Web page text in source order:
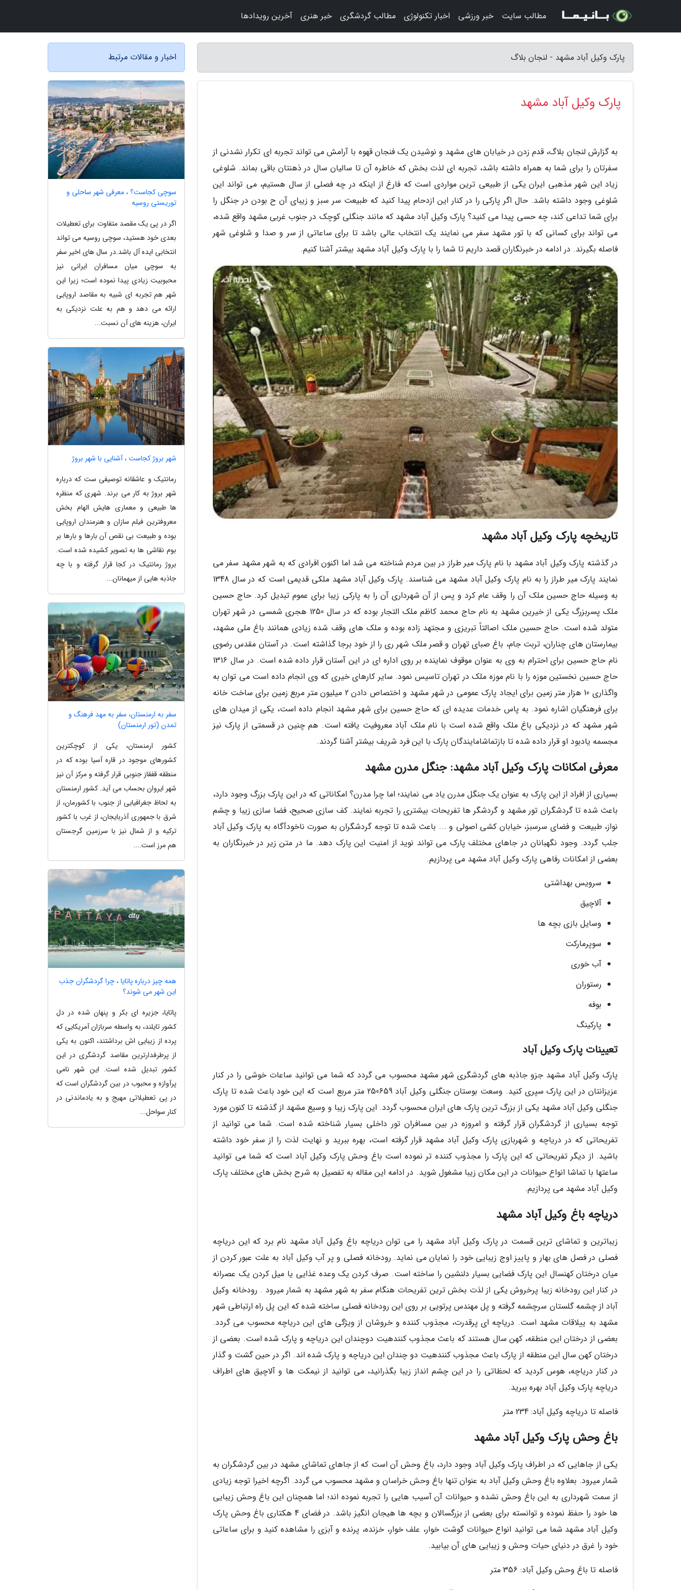
پارک وکیل آباد مشهد - لنجان بلاگ
پارک وکیل آباد مشهد
به گزارش لنجان بلاگ، قدم زدن در خیابان های مشهد و نوشیدن یک فنجان قهوه با آرامش می تواند تجربه ای تکرار نشدنی از
سفرتان را برای شما به همراه داشته باشد، تجربه ای لذت بخش که خاطره آن تا سالیان سال در ذهنتان باقی بماند. شلوغی
زیاد این شهر مذهبی ایران یکی از طبیعی ترین مواردی است که فارغ از اینکه در چه فصلی از سال هستیم، می تواند این
شلوغی وجود داشته باشد. حال اگر پارکی را در کنار این ازدحام پیدا کنید که طبیعت سر سبز و زیبای آن ح بودن در جنگل را
برای شما تداعی کند، چه حسی پیدا می کنید؟ پارک وکیل آباد مشهد که مانند جنگلی کوچک در جنوب غربی مشهد واقع شده،
می تواند برای کسانی که با تور مشهد سفر می نمایند یک انتخاب عالی باشد تا برای ساعاتی از سر و صدا و شلوغی شهر
فاصله بگیرند. در ادامه در خبرنگاران قصد داریم تا شما را با پارک وکیل آباد مشهد بیشتر آشنا کنیم.
تاریخچه پارک وکیل آباد مشهد
در گذشته پارک وکیل آباد مشهد با نام پارک میر طراز در بین مردم شناخته می شد اما اکنون افرادی که به شهر مشهد سفر می
نمایند پارک میر طراز را به نام پارک وکیل آباد مشهد می شناسند. پارک وکیل آباد مشهد ملکی قدیمی است که در سال 1348
به وسیله حاج حسین ملک آن را وقف عام کرد و پس از آن شهرداری آن را به پارکی زیبا برای عموم تبدیل کرد. حاج حسین
ملک پسربزرگ یکی از خیرین مشهد به نام حاج محمد کاظم ملک التجار بوده که در سال 1250 هجری شمسی در شهر تهران
متولد شده است. حاج حسین ملک اصالتاً تبریزی و مجتهد زاده بوده و ملک های وقف شده زیادی همانند باغ ملی مشهد،
بیمارستان های چناران، تربت جام، باغ صبای تهران و قصر ملک شهر ری را از خود برجا گذاشته است. در آستان مقدس رضوی
نام حاج حسین برای احترام به وی به عنوان موقوف نماینده بر روی اداره ای در این آستان قرار داده شده است. در سال 1316
حاج حسین نخستین موزه را با نام موزه ملک در تهران تاسیس نمود. سایر کارهای خیری که وی انجام داده است می توان به
واگذاری 10 هزار متر زمین برای ایجاد پارک عمومی در شهر مشهد و اختصاص دادن 2 میلیون متر مربع زمین برای ساخت خانه
برای فرهنگیان اشاره نمود. به پاس خدمات عدیده ای که حاج حسین برای شهر مشهد انجام داده است، یکی از میدان های
شهر مشهد که در نزدیکی باغ ملک واقع شده است با نام ملک آباد معروفیت یافته است. هم چنین در قسمتی از پارک نیز
مجسمه یادبود او قرار داده شده تا بازتماشامایندگان پارک با این فرد شریف بیشتر آشنا گردند.
معرفی امکانات پارک وکیل آباد مشهد: جنگل مدرن مشهد
بسیاری از افراد از این پارک به عنوان یک جنگل مدرن یاد می نمایند؛ اما چرا مدرن؟ امکاناتی که در این پارک بزرگ وجود دارد،
باعث شده تا گردشگران تور مشهد و گردشگر ها تفریحات بیشتری را تجربه نمایند. کف سازی صحیح، فضا سازی زیبا و چشم
نواز، طبیعت و فضای سرسبز، خیابان کشی اصولی و ... باعث شده تا توجه گردشگران به صورت ناخودآگاه به پارک وکیل آباد
جلب گردد. وجود نگهبانان در جاهای مختلف پارک می تواند نوید از امنیت این پارک دهد. ما در متن زیر در خبرنگاران به
بعضی از امکانات رفاهی پارک وکیل آباد مشهد می پردازیم.
سرویس بهداشتی
آلاچیق
وسایل بازی بچه ها
سوپرمارکت
آب خوری
رستوران
بوفه
پارکینگ
تعیینات پارک وکیل آباد
پارک وکیل آباد مشهد جزو جاذبه های گردشگری شهر مشهد محسوب می گردد که شما می توانید ساعات خوشی را در کنار
عزیزانتان در این پارک سپری کنید. وسعت بوستان جنگلی وکیل آباد 250659 متر مربع است که این خود باعث شده تا پارک
جنگلی وکیل آباد مشهد یکی از بزرگ ترین پارک های ایران محسوب گردد. این پارک زیبا و وسیع مشهد از گذشته تا کنون مورد
توجه بسیاری از گردشگران قرار گرفته و امروزه در بین مسافران تور داخلی بسیار شناخته شده است. شما می توانید از
تفریحاتی که در دریاچه و شهربازی پارک وکیل آباد مشهد قرار گرفته است، بهره ببرید و نهایت لذت را از سفر خود داشته
باشید. از دیگر تفریحاتی که این پارک را مجذوب کننده تر نموده است باغ وحش پارک وکیل آباد است که شما می توانید
ساعتها با تماشا انواع حیوانات در این مکان زیبا مشغول شوید. در ادامه این مقاله به تفصیل به شرح بخش های مختلف پارک
وکیل آباد مشهد می پردازیم.
دریاچه باغ وکیل آباد مشهد
زیباترین و تماشای ترین قسمت در پارک وکیل آباد مشهد را می توان دریاچه باغ وکیل آباد مشهد نام برد که این دریاچه
فصلی در فصل های بهار و پاییز اوج زیبایی خود را نمایان می نماید. رودخانه فصلی و پر آب وکیل آباد به علت عبور کردن از
میان درختان کهنسال این پارک فضایی بسیار دلنشین را ساخته است. صرف کردن یک وعده غذایی یا میل کردن یک عصرانه
در کنار این رودخانه زیبا پرخروش یکی از لذت بخش ترین تفریحات هنگام سفر به شهر مشهد به شمار میرود . رودخانه وکیل
آباد از چشمه گلستان سرچشمه گرفته و پل مهندس پرتویی بر روی این رودخانه فصلی ساخته شده که این پل راه ارتباطی شهر
مشهد به ییلاقات مشهد است. دریاچه ای پرقدرت، مجذوب کننده و خروشان از ویژگی های این دریاچه محسوب می گردد.
بعضی از درختان این منطقه، کهن سال هستند که باعث مجذوب کنندهیت دوچندان این دریاچه و پارک شده است. بعضی از
درختان کهن سال این منطقه از پارک باعث مجذوب کنندهیت دو چندان این دریاچه و پارک شده اند. اگر در حین گشت و گذار
در کنار دریاچه، هوس کردید که لحظاتی را در این چشم انداز زیبا بگذرانید، می توانید از نیمکت ها و آلاچیق های اطراف
دریاچه پارک وکیل آباد بهره ببرید.
فاصله تا دریاچه وکیل آباد: 234 متر
باغ وحش پارک وکیل آباد مشهد
یکی از جاهایی که در اطراف پارک وکیل آباد وجود دارد، باغ وحش آن است که از جاهای تماشای مشهد در بین گردشگران به
شمار میرود. بعلاوه باغ وحش وکیل آباد به عنوان تنها باغ وحش خراسان و مشهد محسوب می گردد. اگرچه اخیرا توجه زیادی
از سمت شهرداری به این باغ وحش نشده و حیوانات آن آسیب هایی را تجربه نموده اند؛ اما همچنان این باغ وحش زیبایی
ها خود را حفظ نموده و توانسته برای بعضی از بزرگسالان و بچه ها هیجان انگیز باشد. در فضای 4 هکتاری باغ وحش پارک
وکیل آباد مشهد شما می توانید انواع حیوانات گوشت خوار، علف خوار، خزنده، پرنده و آبزی را مشاهده کنید و برای ساعاتی
خود را غرق در دنیای حیات وحش و زیبایی های آن بیابید.
فاصله تا باغ وحش وکیل آباد: 356 متر
اخبار و مقالات مرتبط
سوچی کجاست؟ ، معرفی شهر ساحلی و
توریستی روسیه
اگر در پی یک مقصد متفاوت برای تعطیلات
بعدی خود هستید، سوچی روسیه می تواند
انتخابی ایده آل باشد.در سال های اخیر سفر
به سوچی میان مسافران ایرانی نیز
محبوبیت زیادی پیدا نموده است؛ زیرا این
شهر هم تجربه ای شبیه به مقاصد اروپایی
ارائه می دهد و هم به علت نزدیکی به
ایران، هزینه های آن نسبت...
شهر بروژ کجاست ، آشنایی با شهر بروژ
رمانتیک و عاشقانه توصیفی ست که درباره
شهر بروژ به کار می برند. شهری که منظره
ها طبیعی و معماری هایش الهام بخش
معروفترین فیلم سازان و هنرمندان اروپایی
بوده و طبیعت بی نقص آن بارها و بارها بر
بوم نقاشی ها به تصویر کشیده شده است.
بروژ رمانتیک در کجا قرار گرفته و با چه
جاذبه هایی از میهمانان...
سفر به ارمنستان، سفر به مهد فرهنگ و
تمدن (تور ارمنستان)
کشور ارمنستان، یکی از کوچکترین
کشورهای موجود در قاره آسیا بوده که در
منطقه قفقاز جنوبی قرار گرفته و مرکز آن نیز
شهر ایروان بحساب می آید. کشور ارمنستان
به لحاظ جغرافیایی از جنوب با کشورمان، از
شرق با جمهوری آذربایجان، از غرب با کشور
ترکیه و از شمال نیز با سرزمین گرجستان
هم مرز است....
همه چیز درباره پاتایا ، چرا گردشگران جذب
این شهر می شوند؟
پاتایا، جزیره ای بکر و پنهان شده در دل
کشور تایلند، به واسطه سربازان آمریکایی که
پرده از زیبایی اش برداشتند، اکنون به یکی
از پرطرفدارترین مقاصد گردشگری در این
کشور تبدیل شده است. این شهر نامی
پرآوازه و محبوب در بین گردشگران است که
در پی تعطیلاتی مهیج و به یادماندنی در
کنار سواحل...
مطالب سایت خبر ورزشی اخبار تکنولوژی مطالب گردشگری خبر هنری آخرین رویدادها